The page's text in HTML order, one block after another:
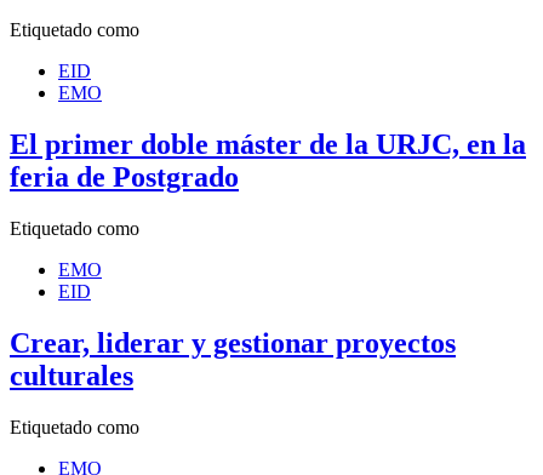
Etiquetado como
EID
EMO
El primer doble máster de la URJC, en la
feria de Postgrado
Etiquetado como
EMO
EID
Crear, liderar y gestionar proyectos
culturales
Etiquetado como
EMO